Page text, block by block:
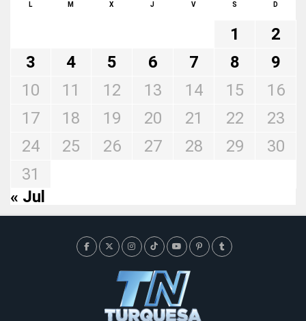
L M X J V S D
1
2
3
4 5 6 7 8
9
10
11 12 13 14 15
16
17
18 19 20 21 22
23
24
25 26 27 28 29
30
31
« Jul